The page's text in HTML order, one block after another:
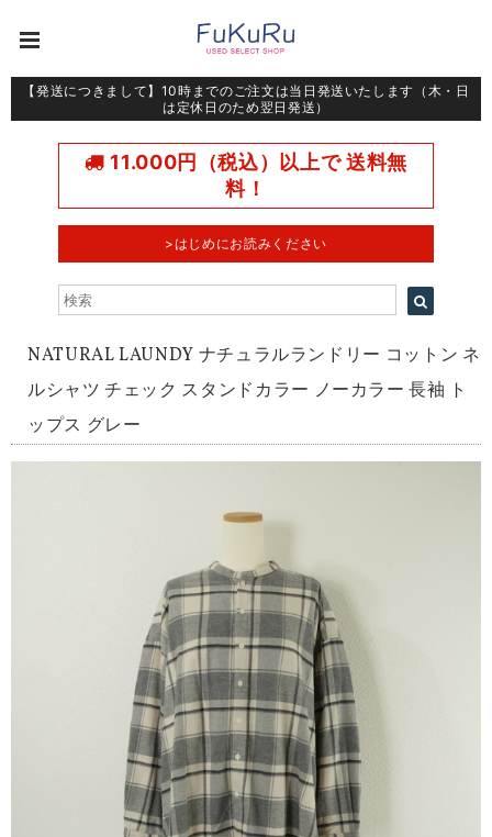
【発送につきまして】10時までのご注文は当日発送いたします（木・日
は定休日のため翌日発送）
11.000円（税込）以上で 送料無
料！
>はじめにお読みください
NATURAL LAUNDY ナチュラルランドリー コットン ネ
ルシャツ チェック スタンドカラー ノーカラー 長袖 ト
ップス グレー